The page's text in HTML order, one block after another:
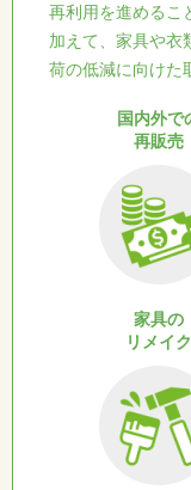
再利用を進めるこ
加えて、家具や衣
荷の低減に向けた
国内外で
再販売
家具の
リメイク